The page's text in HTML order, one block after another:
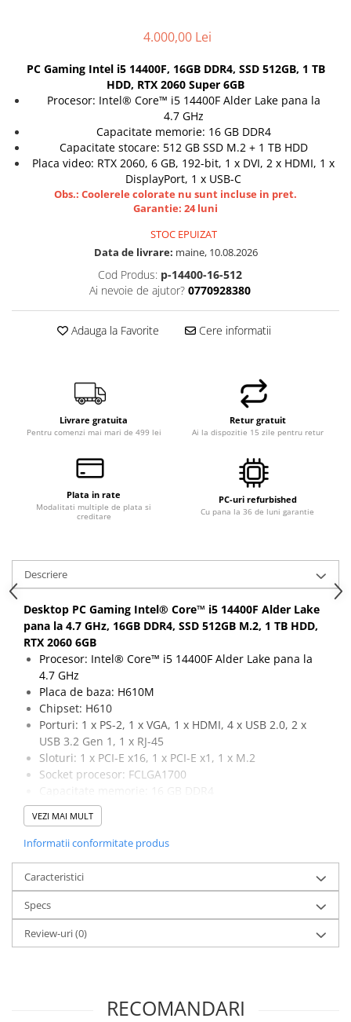
Calculatoare RENEW
Calculatoare WORKSTATION
Hard Disk-uri Desktop
Memorii PC
Placi video
Componente Renew/Refurbished
PC All-in-One
All-in-One REFURBISHED
Calculatoare All-in-One RENEW
Componente All-in-One
Monitoare Refurbished
Monitoare Renew
Monitoare Second-Hand
Servere
Hard Disk-uri SERVER
Accesorii server
Cabinete metalice
Carcase server
Memorii RAM Server
Sisteme server
Stabilizatoare de tensiune
Periferice
Periferice PC
Hard Disk-uri & SSD-uri externe
Tastaturi
Mouse
4.000,00 Lei
PC Gaming Intel i5 14400F, 16GB DDR4, SSD 512GB, 1 TB
HDD, RTX 2060 Super 6GB
Procesor: Intel® Core™ i5 14400F Alder Lake pana la
4.7 GHz
Capacitate memorie: 16 GB DDR4
Capacitate stocare: 512 GB SSD M.2 + 1 TB HDD
Placa video: RTX 2060, 6 GB, 192-bit, 1 x DVI, 2 x HDMI, 1 x
DisplayPort, 1 x USB-C
Obs.: Coolerele colorate nu sunt incluse in pret.
Garantie: 24 luni
STOC EPUIZAT
Data de livrare: maine, 10.08.2026
Cod Produs: p-14400-16-512
Ai nevoie de ajutor? 0770928380
Adauga la Favorite Cere informatii
Livrare gratuita
Pentru comenzi mai mari de 499 lei
Retur gratuit
Ai la dispozitie 15 zile pentru retur
Plata in rate
Modalitati multiple de plata si
creditare
PC-uri refurbished
Cu pana la 36 de luni garantie
Descriere
Desktop PC Gaming Intel® Core™ i5 14400F Alder Lake
pana la 4.7 GHz, 16GB DDR4, SSD 512GB M.2, 1 TB HDD,
RTX 2060 6GB
Procesor: Intel® Core™ i5 14400F Alder Lake pana la
4.7 GHz
Placa de baza: H610M
Chipset: H610
Porturi: 1 x PS-2, 1 x VGA, 1 x HDMI, 4 x USB 2.0, 2 x
USB 3.2 Gen 1, 1 x RJ-45
Sloturi: 1 x PCI-E x16, 1 x PCI-E x1, 1 x M.2
Socket procesor: FCLGA1700
Capacitate stocare: 512 GB SSD M.2 + 1 TB HDD
Placa video: RTX 2060, 6 GB, 192-bit, 1 x DVI, 2 x HDMI,
1 x DisplayPort, 1 x USB-C
VEZI MAI MULT
Informatii conformitate produs
Caracteristici
Specs
Review-uri(0)
RECOMANDARI